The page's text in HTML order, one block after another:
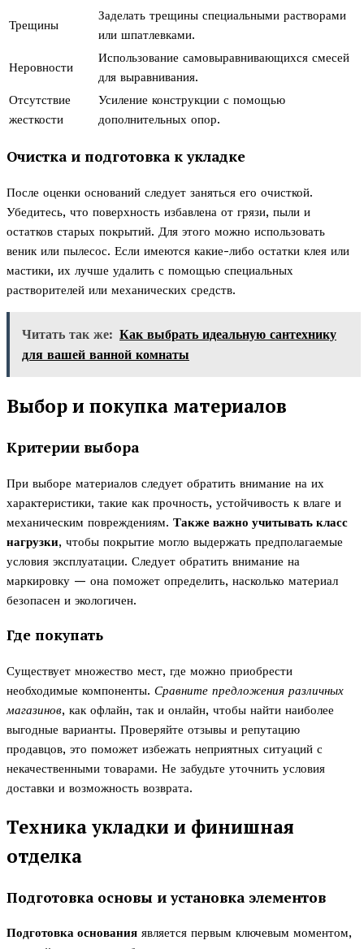
Трещины
Заделать трещины специальными растворами
или шпатлевками.
Неровности
Использование самовыравнивающихся смесей
для выравнивания.
Отсутствие
жесткости
Усиление конструкции с помощью
дополнительных опор.
Очистка и подготовка к укладке
После оценки оснований следует заняться его очисткой.
Убедитесь, что поверхность избавлена от грязи, пыли и
остатков старых покрытий. Для этого можно использовать
веник или пылесос. Если имеются какие-либо остатки клея или
мастики, их лучше удалить с помощью специальных
растворителей или механических средств.
Читать так же: Как выбрать идеальную сантехнику
для вашей ванной комнаты
Выбор и покупка материалов
Критерии выбора
При выборе материалов следует обратить внимание на их
характеристики, такие как прочность, устойчивость к влаге и
механическим повреждениям. Также важно учитывать класс
нагрузки, чтобы покрытие могло выдержать предполагаемые
условия эксплуатации. Следует обратить внимание на
маркировку — она поможет определить, насколько материал
безопасен и экологичен.
Где покупать
Существует множество мест, где можно приобрести
необходимые компоненты. Сравните предложения различных
магазинов, как офлайн, так и онлайн, чтобы найти наиболее
выгодные варианты. Проверяйте отзывы и репутацию
продавцов, это поможет избежать неприятных ситуаций с
некачественными товарами. Не забудьте уточнить условия
доставки и возможность возврата.
Техника укладки и финишная
отделка
Подготовка основы и установка элементов
Подготовка основания является первым ключевым моментом,